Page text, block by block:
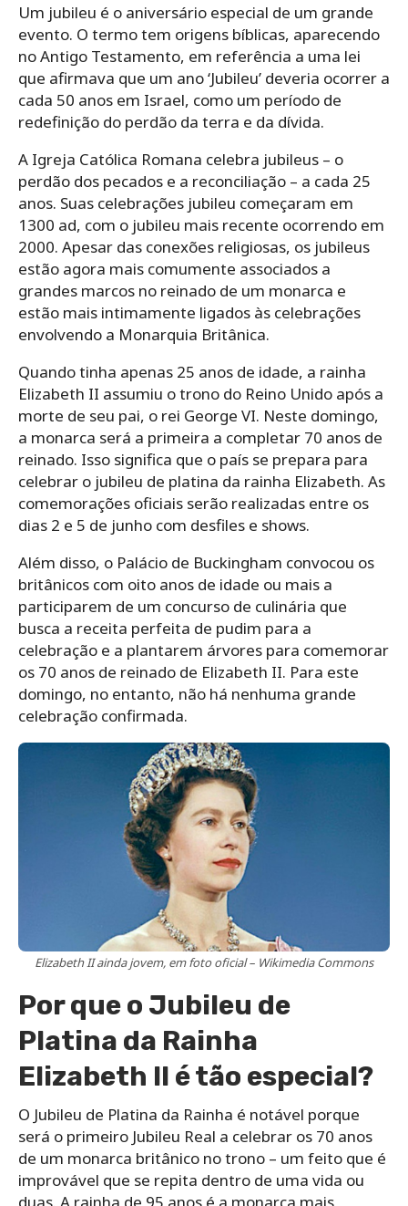
Um jubileu é o aniversário especial de um grande
evento. O termo tem origens bíblicas, aparecendo
no Antigo Testamento, em referência a uma lei
que afirmava que um ano ‘Jubileu’ deveria ocorrer a
cada 50 anos em Israel, como um período de
redefinição do perdão da terra e da dívida.
A Igreja Católica Romana celebra jubileus – o
perdão dos pecados e a reconciliação – a cada 25
anos. Suas celebrações jubileu começaram em
1300 ad, com o jubileu mais recente ocorrendo em
2000. Apesar das conexões religiosas, os jubileus
estão agora mais comumente associados a
grandes marcos no reinado de um monarca e
estão mais intimamente ligados às celebrações
envolvendo a Monarquia Britânica.
Quando tinha apenas 25 anos de idade, a rainha
Elizabeth II assumiu o trono do Reino Unido após a
morte de seu pai, o rei George VI. Neste domingo,
a monarca será a primeira a completar 70 anos de
reinado. Isso significa que o país se prepara para
celebrar o jubileu de platina da rainha Elizabeth. As
comemorações oficiais serão realizadas entre os
dias 2 e 5 de junho com desfiles e shows.
Além disso, o Palácio de Buckingham convocou os
britânicos com oito anos de idade ou mais a
participarem de um concurso de culinária que
busca a receita perfeita de pudim para a
celebração e a plantarem árvores para comemorar
os 70 anos de reinado de Elizabeth II. Para este
domingo, no entanto, não há nenhuma grande
celebração confirmada.
Elizabeth II ainda jovem, em foto oficial – Wikimedia Commons
Por que o Jubileu de
Platina da Rainha
Elizabeth II é tão especial?
O Jubileu de Platina da Rainha é notável porque
será o primeiro Jubileu Real a celebrar os 70 anos
de um monarca britânico no trono – um feito que é
improvável que se repita dentro de uma vida ou